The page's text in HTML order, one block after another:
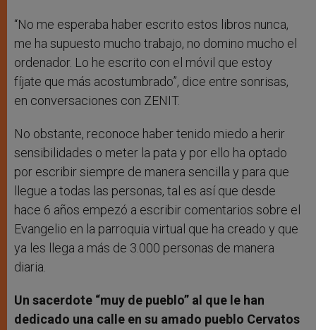
“No me esperaba haber escrito estos libros nunca,
me ha supuesto mucho trabajo, no domino mucho el
ordenador. Lo he escrito con el móvil que estoy
fíjate que más acostumbrado”, dice entre sonrisas,
en conversaciones con ZENIT.
No obstante, reconoce haber tenido miedo a herir
sensibilidades o meter la pata y por ello ha optado
por escribir siempre de manera sencilla y para que
llegue a todas las personas, tal es así que desde
hace 6 años empezó a escribir comentarios sobre el
Evangelio en la parroquia virtual que ha creado y que
ya les llega a más de 3.000 personas de manera
diaria.
Un sacerdote “muy de pueblo” al que le han
dedicado una calle en su amado pueblo Cervatos